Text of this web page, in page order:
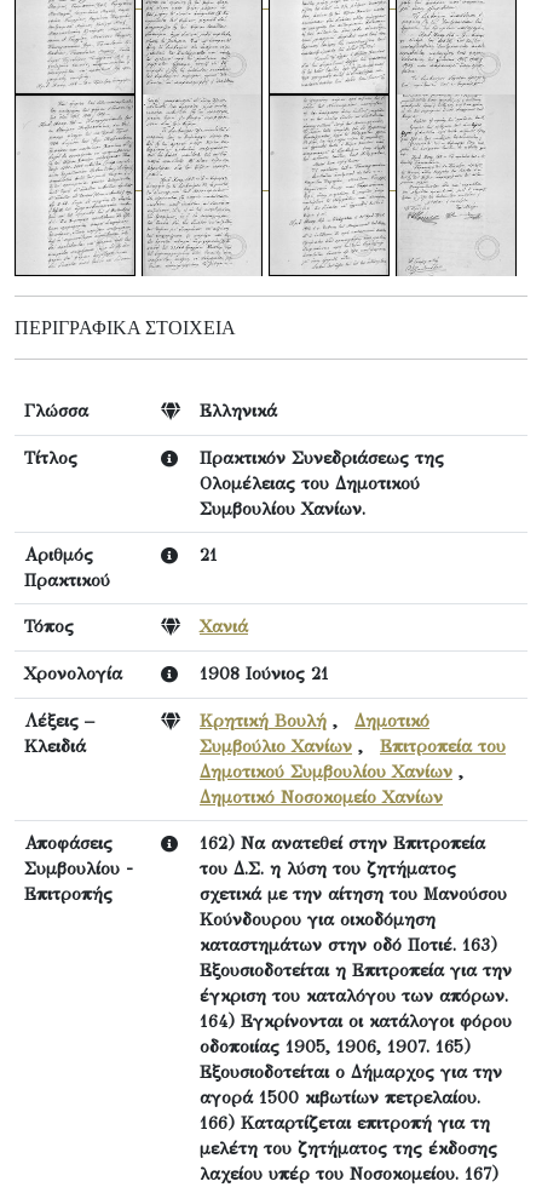
ΠΕΡΙΓΡΑΦΙΚΆ ΣΤΟΙΧΕΊΑ
Γλώσσα Ελληνικά
Τίτλος
Πρακτικόν Συνεδριάσεως της
Ολομέλειας του Δημοτικού
Συμβουλίου Χανίων.
Αριθμός
Πρακτικού
21
Τόπος Χανιά
Χρονολογία 1908 Ιούνιος 21
Λέξεις –
Κλειδιά
Κρητική Βουλή , Δημοτικό
Συμβούλιο Χανίων , Επιτροπεία του
Δημοτικού Συμβουλίου Χανίων ,
Δημοτικό Νοσοκομείο Χανίων
Αποφάσεις
Συμβουλίου -
Επιτροπής
162) Να ανατεθεί στην Επιτροπεία
του Δ.Σ. η λύση του ζητήματος
σχετικά με την αίτηση του Μανούσου
Κούνδουρου για οικοδόμηση
καταστημάτων στην οδό Ποτιέ. 163)
Εξουσιοδοτείται η Επιτροπεία για την
έγκριση του καταλόγου των απόρων.
164) Εγκρίνονται οι κατάλογοι φόρου
οδοποιίας 1905, 1906, 1907. 165)
Εξουσιοδοτείται ο Δήμαρχος για την
αγορά 1500 κιβωτίων πετρελαίου.
166) Καταρτίζεται επιτροπή για τη
μελέτη του ζητήματος της έκδοσης
λαχείου υπέρ του Νοσοκομείου. 167)